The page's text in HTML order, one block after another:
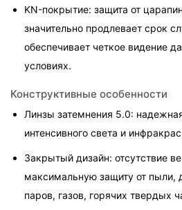
KN-покрытие: защита от
значительно продлевает срок
обеспечивает четкое видение
условиях.
Конструктивные особенности
Линзы затемнения 5.0:
интенсивного света и
Закрытый дизайн: отсутствие
максимальную защиту от пыли,
паров, газов, горячих твердых